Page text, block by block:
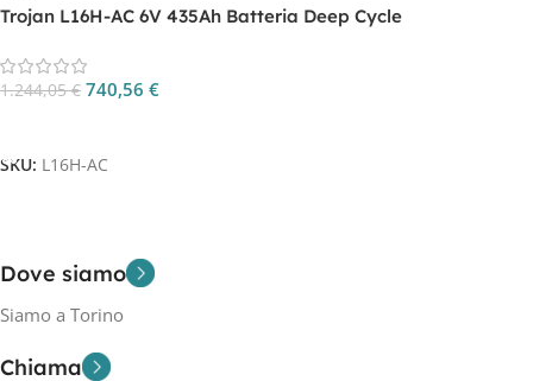
Trojan L16H-AC 6V 435Ah Batteria Deep Cycle
1.244,05€ 740,56 €
SKU: L16H-AC
Dove siamo
Siamo a Torino
Chiama